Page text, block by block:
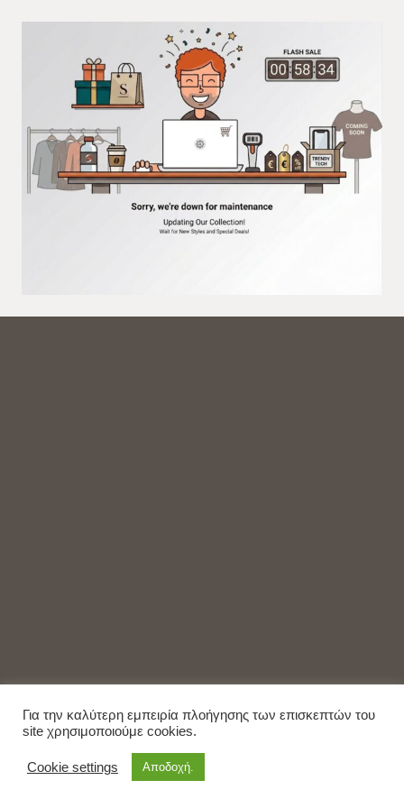
Για την καλύτερη εμπειρία πλοήγησης των επισκεπτών του
site χρησιμοποιούμε cookies.
Cookie settings Αποδοχή.